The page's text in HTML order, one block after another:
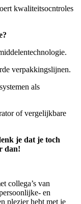
kwaliteitsocntroles
verpakkingslijnen.
als
of vergelijkbare
je dat je toch
dan!
collega’s van
en
plezier hebt met je